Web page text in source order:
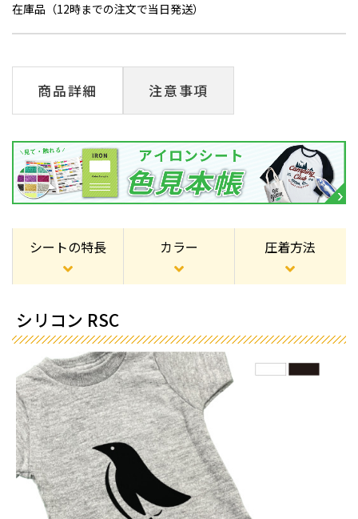
在庫品（12時までの注文で当日発送）
商品詳細 注意事項
シートの特長 カラー 圧着方法
シリコン RSC